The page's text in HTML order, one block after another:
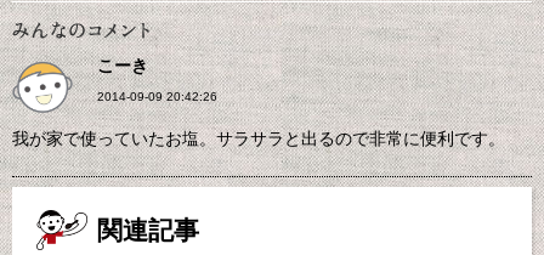
こーき
2014-09-09 20:42:26
我が家で使っていたお塩。サラサラと出るので非常に便利です。
関連記事